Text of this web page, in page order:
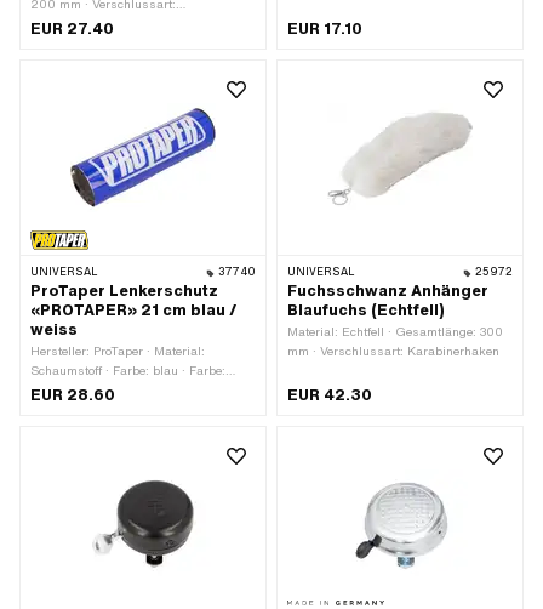
200 mm · Verschlussart:
Karabinerhaken
EUR 27.40
Gesamtlänge: 140 mm
EUR 17.10
UNIVERSAL 37740
ProTaper Lenkerschutz
«PROTAPER» 21 cm blau /
weiss
Hersteller: ProTaper · Material:
Schaumstoff · Farbe: blau · Farbe:
weiss · Gesamtlänge: 210 mm · Ø
EUR 28.60
UNIVERSAL 25972
Fuchsschwanz Anhänger
Blaufuchs (Echtfell)
Material: Echtfell · Gesamtlänge: 300
mm · Verschlussart: Karabinerhaken
EUR 42.30